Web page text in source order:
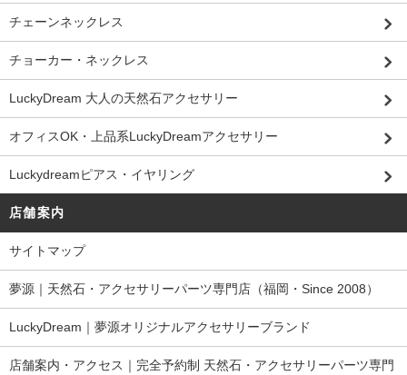
チェーンネックレス
チョーカー・ネックレス
LuckyDream 大人の天然石アクセサリー
オフィスOK・上品系LuckyDreamアクセサリー
Luckydreamピアス・イヤリング
店舗案内
サイトマップ
夢源｜天然石・アクセサリーパーツ専門店（福岡・Since 2008）
LuckyDream｜夢源オリジナルアクセサリーブランド
店舗案内・アクセス｜完全予約制 天然石・アクセサリーパーツ専門